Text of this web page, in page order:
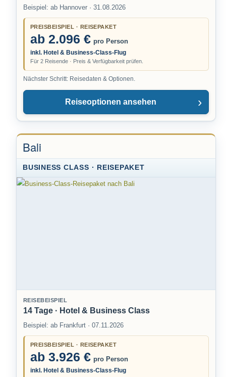
Beispiel: ab Hannover · 31.08.2026
PREISBEISPIEL · REISEPAKET
ab 2.096 € pro Person
inkl. Hotel & Business-Class-Flug
Für 2 Reisende · Preis & Verfügbarkeit prüfen.
Nächster Schritt: Reisedaten & Optionen.
Reiseoptionen ansehen
Bali
BUSINESS CLASS · REISEPAKET
REISEBEISPIEL
14 Tage · Hotel & Business Class
Beispiel: ab Frankfurt · 07.11.2026
PREISBEISPIEL · REISEPAKET
ab 3.926 € pro Person
inkl. Hotel & Business-Class-Flug